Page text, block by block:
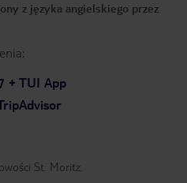
z języka angielskiego przez
+ TUI App
St. Moritz.